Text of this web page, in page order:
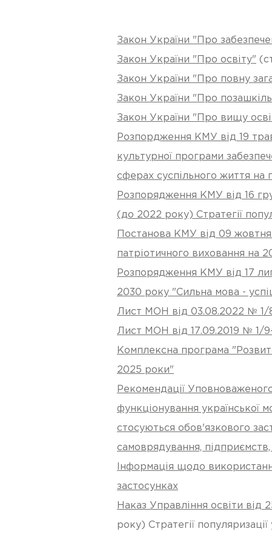
Закон України "Про
Закон України "Про освіту"
Закон України "Про повну
Закон України "Про
Закон України "Про вищу
Розпордження КМУ від 19
культурної програми
сферах суспільного життя на
Розпорядження КМУ від 16
(до 2022 року) Стратегії
Постанова КМУ від 09
патріотичного виховання на
Розпорядження КМУ від 17
2030 року "Сильна мова -
Лист МОН від 03.08.2022 № 1/
Лист МОН від 17.09.2019 № 1/
Комплексна програма
2025 роки"
Рекомендації
функціонування української
стосуються обов'язкового
самоврядування,
Інформація щодо
застосунках
Наказ Управління освіти від
року) Стратегії